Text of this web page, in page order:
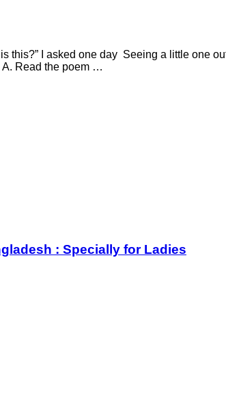
this?” I asked one day Seeing a little one
A. Read the poem …
: Specially for Ladies